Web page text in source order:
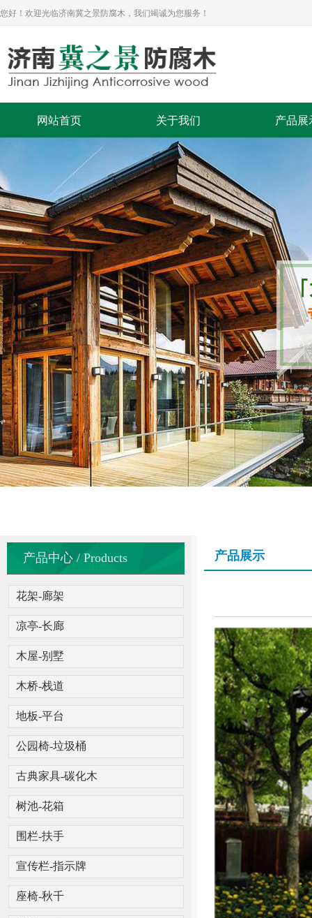
您好！欢迎光临济南冀之景防腐木，我们竭诚为您服务！
网站首页 关于我们 产品展
产品中心 / Products
花架-廊架
凉亭-长廊
木屋-别墅
木桥-栈道
地板-平台
公园椅-垃圾桶
古典家具-碳化木
树池-花箱
围栏-扶手
宣传栏-指示牌
座椅-秋千
产品展示